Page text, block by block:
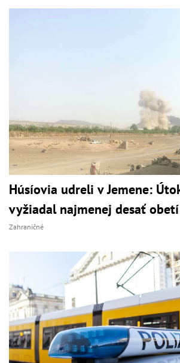
Húsíovia udreli v Jemene:
vyžiadal najmenej desať obetí
Zahraničné